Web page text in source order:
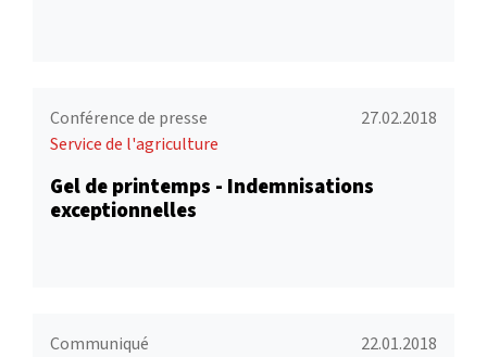
Conférence de presse
27.02.2018
Service de l'agriculture
Gel de printemps - Indemnisations
exceptionnelles
Communiqué
22.01.2018